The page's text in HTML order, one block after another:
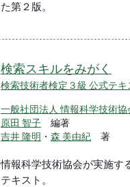
た第２版。
検索スキルをみがく
検索技術者検定３級 公式テキ
一般社団法人 情報科学技術協
原田 智子 編著
吉井 隆明 ・ 森 美由紀 著
情報科学技術協会が実施す
テキスト。